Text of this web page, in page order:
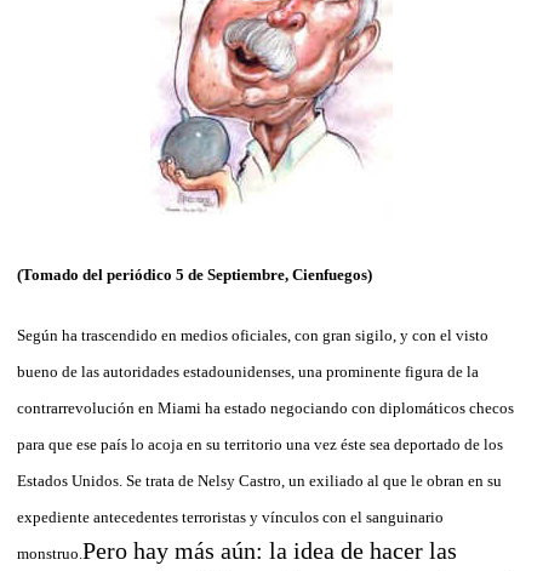
(Tomado del periódico 5 de Septiembre, Cienfuegos)
Según ha trascendido en medios oficiales, con gran sigilo, y con el visto
bueno de las autoridades estadounidenses, una prominente figura de la
contrarrevolución en Miami ha estado negociando con diplomáticos checos
para que ese país lo acoja en su territorio una vez éste sea deportado de los
Estados Unidos. Se trata de Nelsy Castro, un exiliado al que le obran en su
expediente antecedentes terroristas y vínculos con el sanguinario
monstruo. Pero hay más aún: la idea de hacer las